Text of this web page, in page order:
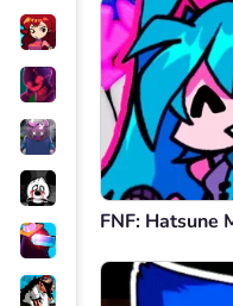
FNF: Hatsune